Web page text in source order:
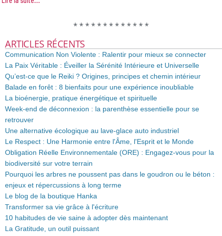
* * * * * * * * * * * * *
ARTICLES RÉCENTS
Communication Non Violente : Ralentir pour mieux se connecter
La Paix Véritable : Éveiller la Sérénité Intérieure et Universelle
Qu’est-ce que le Reiki ? Origines, principes et chemin intérieur
Balade en forêt : 8 bienfaits pour une expérience inoubliable
La bioénergie, pratique énergétique et spirituelle
Week-end de déconnexion : la parenthèse essentielle pour se
retrouver
Une alternative écologique au lave-glace auto industriel
Le Respect : Une Harmonie entre l'Âme, l'Esprit et le Monde
Obligation Réelle Environnementale (ORE) : Engagez-vous pour la
biodiversité sur votre terrain
Pourquoi les arbres ne poussent pas dans le goudron ou le béton :
enjeux et répercussions à long terme
Le blog de la boutique Hanka
Transformer sa vie grâce à l'écriture
10 habitudes de vie saine à adopter dès maintenant
La Gratitude, un outil puissant